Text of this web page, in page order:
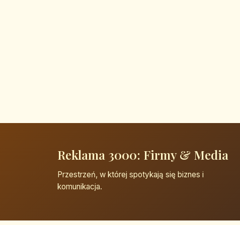
Reklama 3000: Firmy & Media
Przestrzeń, w której spotykają się biznes i
komunikacja.